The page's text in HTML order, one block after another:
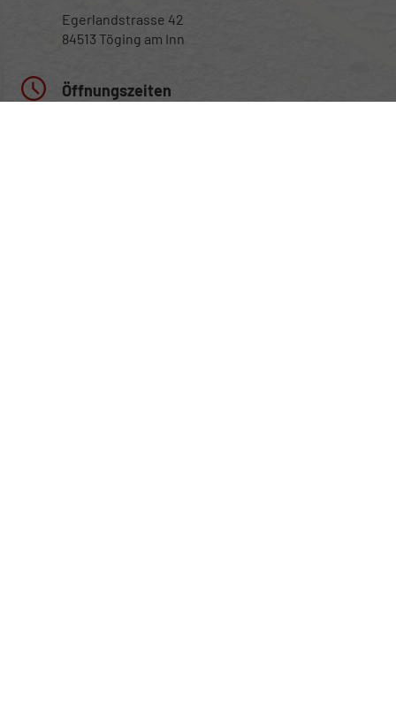
Egerlandstrasse 42
84513 Töging am Inn
Öffnungszeiten